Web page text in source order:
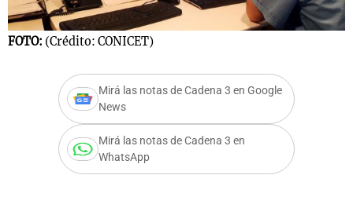
FOTO: (Crédito: CONICET)
Mirá las notas de Cadena 3 en Google
News
Mirá las notas de Cadena 3 en
WhatsApp